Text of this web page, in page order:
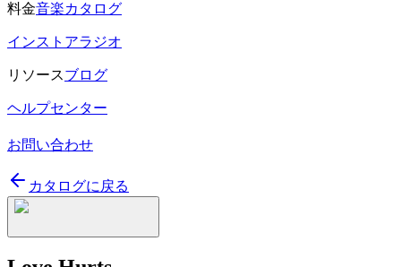
料金音楽カタログ
インストアラジオ
リソースブログ
ヘルプセンター
お問い合わせ
カタログに戻る